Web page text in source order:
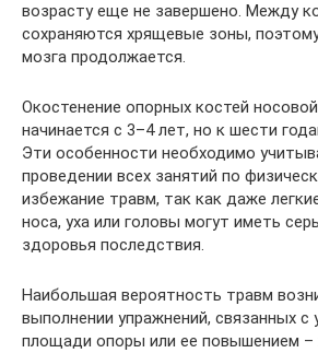
возрасту еще не завершено. Между
сохраняются хрящевые зоны,
мозга продолжается.
Окостенение опорных костей
начинается с 3–4 лет, но к шести
Эти особенности необходимо
проведении всех занятий по
избежание травм, так как даже
носа, уха или головы могут иметь
здоровья последствия.
Наибольшая вероятность травм
выполнении упражнений, связанных с
площади опоры или ее повышением –